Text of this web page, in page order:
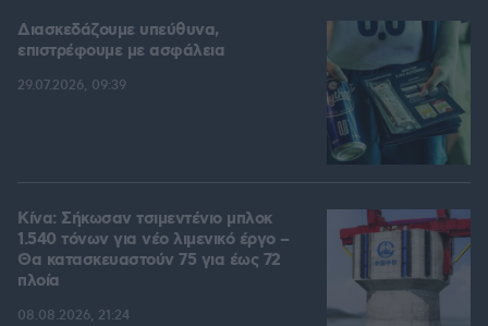
Διασκεδάζουμε υπεύθυνα,
επιστρέφουμε με ασφάλεια
29.07.2026, 09:39
Κίνα: Σήκωσαν τσιμεντένιο μπλοκ
1.540 τόνων για νέο λιμενικό έργο –
Θα κατασκευαστούν 75 για έως 72
πλοία
08.08.2026, 21:24